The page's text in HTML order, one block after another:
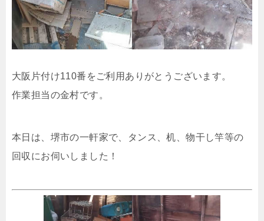
大阪片付け110番をご利用ありがとうございます。
作業担当の金村です。
本日は、堺市の一軒家で、タンス、机、物干し竿等の
回収にお伺いしました！